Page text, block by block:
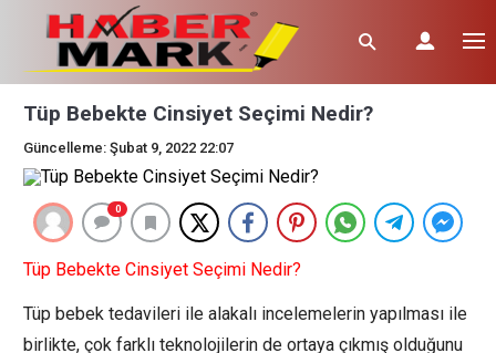
Tüp Bebekte Cinsiyet Seçimi Nedir?
Güncelleme: Şubat 9, 2022 22:07
0
Tüp Bebekte Cinsiyet Seçimi Nedir?
Tüp bebek tedavileri ile alakalı incelemelerin yapılması ile
birlikte, çok farklı teknolojilerin de ortaya çıkmış olduğunu